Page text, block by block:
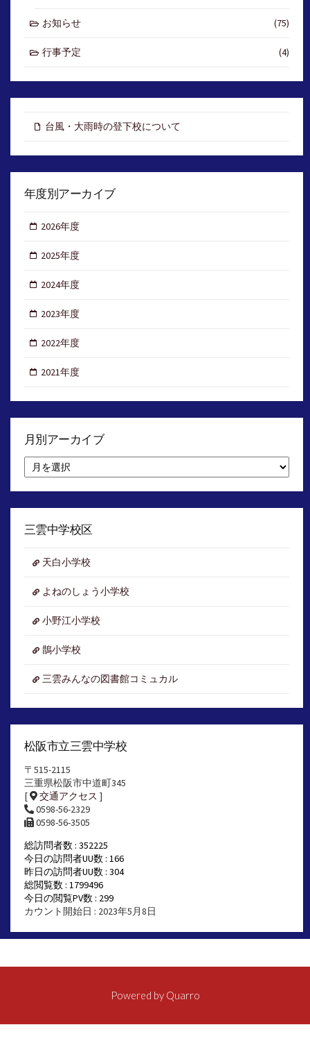
お知らせ (75)
行事予定 (4)
台風・大雨時の登下校について
年度別アーカイブ
2026年度
2025年度
2024年度
2023年度
2022年度
2021年度
月別アーカイブ
別
ア
イ
三雲中学校区
天白小学校
よねのしょう小学校
小野江小学校
鵲小学校
三雲みんなの図書館コミュカル
松阪市立三雲中学校
〒515-2115
三重県松阪市中道町345
[
交通アクセス ]
0598-56-2329
0598-56-3505
総訪問者数 : 352225
今日の訪問者UU数 : 166
昨日の訪問者UU数 : 304
総閲覧数 : 1799496
今日の閲覧PV数 : 299
カウント開始日 : 2023年5月8日
Powered by Quarro